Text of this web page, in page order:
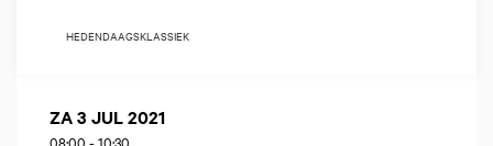
HEDENDAAGSKLASSIEK
ZA 3 JUL 2021
08:00 - 10:30